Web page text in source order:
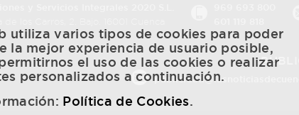
utiliza varios tipos de cookies para poder
la mejor experiencia de usuario posible,
el uso de las cookies o realizar
personalizados a continuación.
Política de Cookies.